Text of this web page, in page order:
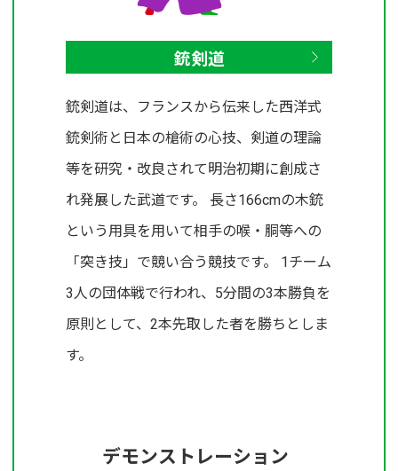
銃剣道
銃剣道は、フランスから伝来した西洋式
銃剣術と日本の槍術の心技、剣道の理論
等を研究・改良されて明治初期に創成さ
れ発展した武道です。 長さ166cmの木銃
という用具を用いて相手の喉・胴等への
「突き技」で競い合う競技です。 1チーム
3人の団体戦で行われ、5分間の3本勝負を
原則として、2本先取した者を勝ちとしま
す。
デモンストレーション